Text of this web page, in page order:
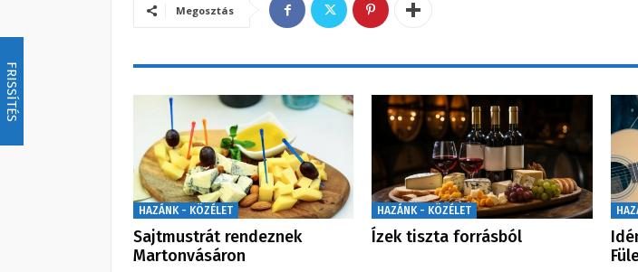
FRISSÍTÉS
Megosztás
HAZÁNK - KÖZÉLET
Sajtmustrát rendeznek
Martonvásáron
HAZÁNK - KÖZÉLET
Ízek tiszta forrásból